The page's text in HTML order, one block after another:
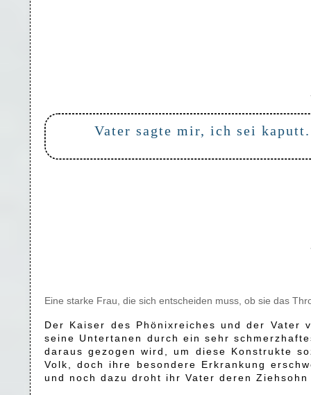
Vater sagte mir, ich sei kaputt.
Eine starke Frau, die sich entscheiden muss, ob sie das
Der Kaiser des Phönixreiches und der Vater
seine Untertanen durch ein sehr
daraus gezogen wird, um diese Konstrukte
Volk, doch ihre besondere Erkrankung
und noch dazu droht ihr Vater deren